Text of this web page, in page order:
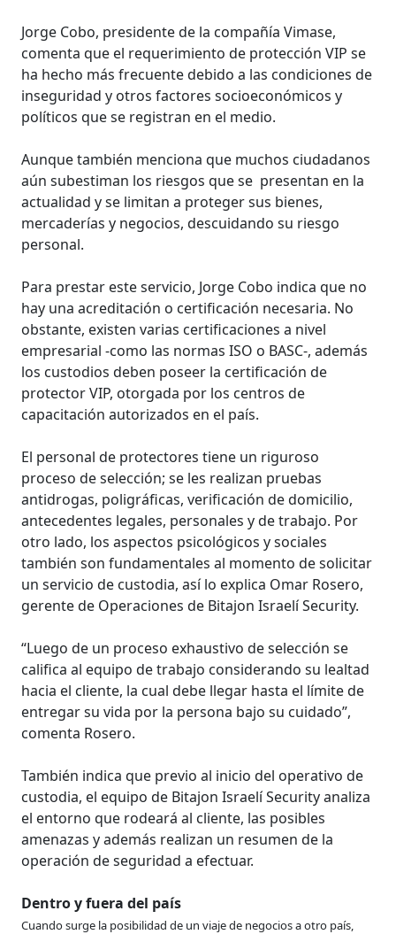
Jorge Cobo, presidente de la compañía Vimase,
comenta que el requerimiento de protección VIP se
ha hecho más frecuente debido a las condiciones de
inseguridad y otros factores socioeconómicos y
políticos que se registran en el medio.
Aunque también menciona que muchos ciudadanos
aún subestiman los riesgos que se presentan en la
actualidad y se limitan a proteger sus bienes,
mercaderías y negocios, descuidando su riesgo
personal.
Para prestar este servicio, Jorge Cobo indica que no
hay una acreditación o certificación necesaria. No
obstante, existen varias certificaciones a nivel
empresarial -como las normas ISO o BASC-, además
los custodios deben poseer la certificación de
protector VIP, otorgada por los centros de
capacitación autorizados en el país.
El personal de protectores tiene un riguroso
proceso de selección; se les realizan pruebas
antidrogas, poligráficas, verificación de domicilio,
antecedentes legales, personales y de trabajo. Por
otro lado, los aspectos psicológicos y sociales
también son fundamentales al momento de solicitar
un servicio de custodia, así lo explica Omar Rosero,
gerente de Operaciones de Bitajon Israelí Security.
“Luego de un proceso exhaustivo de selección se
califica al equipo de trabajo considerando su lealtad
hacia el cliente, la cual debe llegar hasta el límite de
entregar su vida por la persona bajo su cuidado”,
comenta Rosero.
También indica que previo al inicio del operativo de
custodia, el equipo de Bitajon Israelí Security analiza
el entorno que rodeará al cliente, las posibles
amenazas y además realizan un resumen de la
operación de seguridad a efectuar.
Dentro y fuera del país
Cuando surge la posibilidad de un viaje de negocios a otro país,